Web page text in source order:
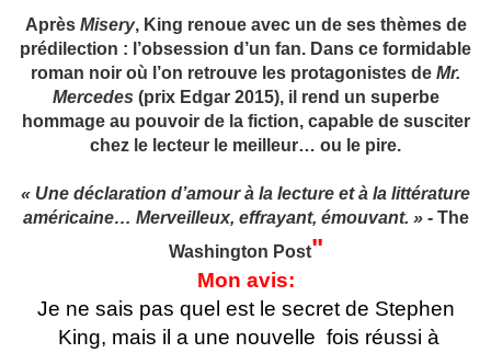
Après Misery, King renoue avec un de ses thèmes de
prédilection : l’obsession d’un fan. Dans ce formidable
roman noir où l’on retrouve les protagonistes de Mr.
Mercedes (prix Edgar 2015), il rend un superbe
hommage au pouvoir de la fiction, capable de susciter
chez le lecteur le meilleur… ou le pire.
« Une déclaration d’amour à la lecture et à la littérature
américaine… Merveilleux, effrayant, émouvant. » - The
Washington Post"
Mon avis:
Je ne sais pas quel est le secret de Stephen
King, mais il a une nouvelle fois réussi à